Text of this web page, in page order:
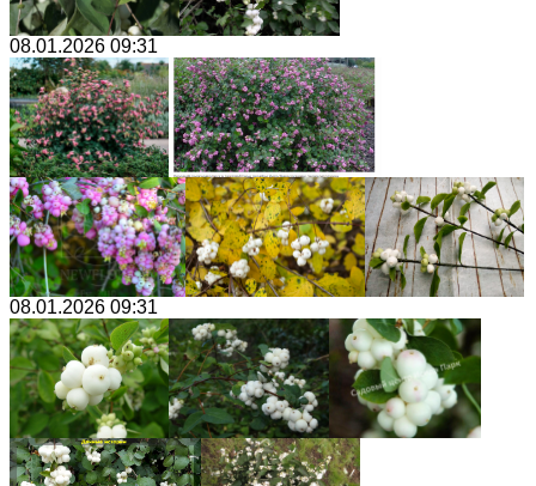
08.01.2026 09:31
08.01.2026 09:31